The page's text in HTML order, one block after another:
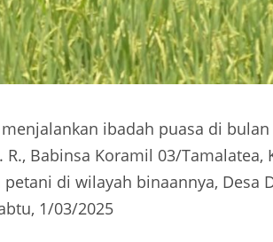
menjalankan ibadah puasa di
Babinsa Koramil 03/Tamalatea,
di wilayah binaannya, Desa
1/03/2025